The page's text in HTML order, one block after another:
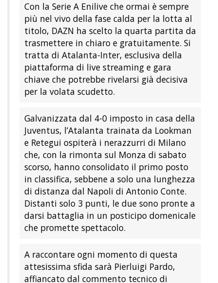
Con la Serie A Enilive che ormai è sempre
più nel vivo della fase calda per la lotta al
titolo, DAZN ha scelto la quarta partita da
trasmettere in chiaro e gratuitamente. Si
tratta di Atalanta-Inter, esclusiva della
piattaforma di live streaming e gara
chiave che potrebbe rivelarsi già decisiva
per la volata scudetto.
Galvanizzata dal 4-0 imposto in casa della
Juventus, l’Atalanta trainata da Lookman
e Retegui ospiterà i nerazzurri di Milano
che, con la rimonta sul Monza di sabato
scorso, hanno consolidato il primo posto
in classifica, sebbene a solo una lunghezza
di distanza dal Napoli di Antonio Conte.
Distanti solo 3 punti, le due sono pronte a
darsi battaglia in un posticipo domenicale
che promette spettacolo.